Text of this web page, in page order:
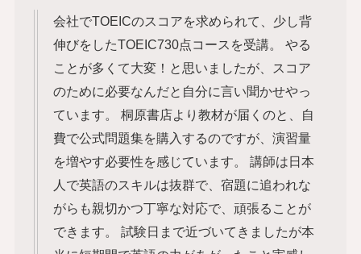
会社でTOEICのスコアを求められて、少し背
伸びをしたTOEIC730点コースを受講。 やる
ことが多くて大変！と思いましたが、スコア
のために必要なんだと自分に言い聞かせやっ
ています。 桐原書店より教材が届くのと、自
費で公式問題集を購入するのですが、演習量
を増やす必要性を感じています。 講師は日本
人で英語のスキルは抜群で、宿題に追われな
がらも親切かつ丁寧な対応で、頑張ることが
できます。 試験日まで近づいてきましたが本